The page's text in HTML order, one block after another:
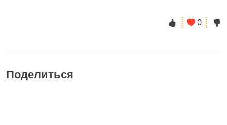
0
Поделиться